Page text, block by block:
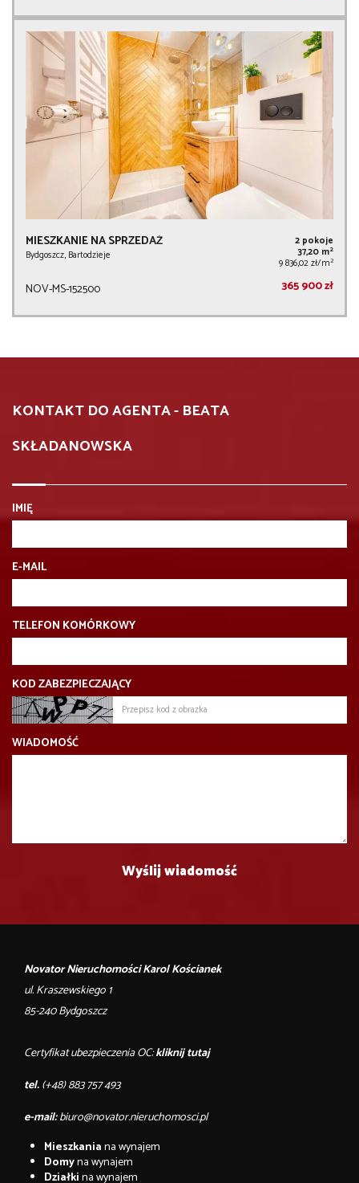
MIESZKANIE NA SPRZEDAŻ
Bydgoszcz, Bartodzieje
2 pokoje
37,20 m2
9 836,02 zł/m2
NOV-MS-152500 365 900 zł
KONTAKT DO AGENTA - BEATA
SKŁADANOWSKA
IMIĘ
E-MAIL
TELEFON KOMÓRKOWY
KOD ZABEZPIECZAJĄCY
WIADOMOŚĆ
Novator Nieruchomości Karol Kościanek
ul. Kraszewskiego 1
85-240 Bydgoszcz
Certyfikat ubezpieczenia OC:kliknij tutaj
tel.(+48) 883 757 493
e-mail:biuro@novator.nieruchomosci.pl
Mieszkaniana wynajem
Domyna wynajem
Działkina wynajem